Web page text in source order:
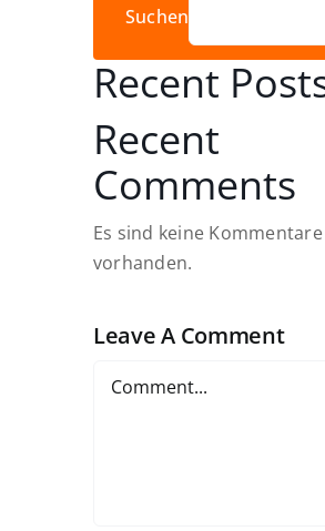
Suchen
Recent
Recent
Comments
Es sind keine Kommentare
vorhanden.
Leave A Comment